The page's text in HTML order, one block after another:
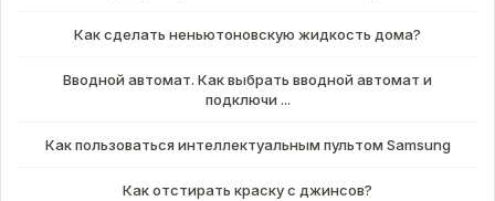
Как сделать неньютоновскую жидкость дома?
Вводной автомат. Как выбрать вводной автомат и
подключи ...
Как пользоваться интеллектуальным пультом Samsung
Как отстирать краску с джинсов?